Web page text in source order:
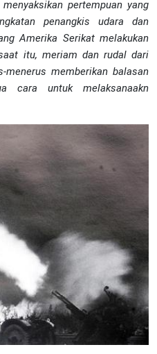
pertempuan yang
penangkis udara dan
Amerika Serikat melakukan
itu, meriam dan rudal dari
menerus memberikan balasan
cara untuk melaksanaakn